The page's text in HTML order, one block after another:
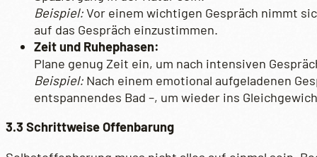
Beispiel:Vor einem wichtigen Gespräch nimmt
auf das Gespräch einzustimmen.
Zeit und Ruhephasen:
Plane genug Zeit ein, um nach intensiven
Beispiel: Nach einem emotional aufgeladenen
entspannendes Bad –, um wieder ins
3.3 Schrittweise Offenbarung